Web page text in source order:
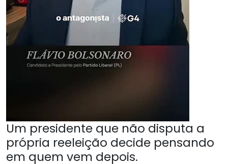
Um presidente que não disputa a
própria reeleição decide pensando
em quem vem depois.